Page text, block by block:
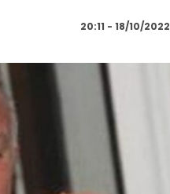
18/10/2022 - 20:11